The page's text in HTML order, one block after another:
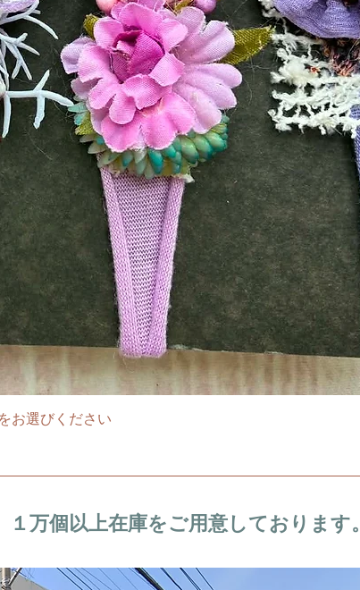
お選びください
万個以上在庫をご用意しております。